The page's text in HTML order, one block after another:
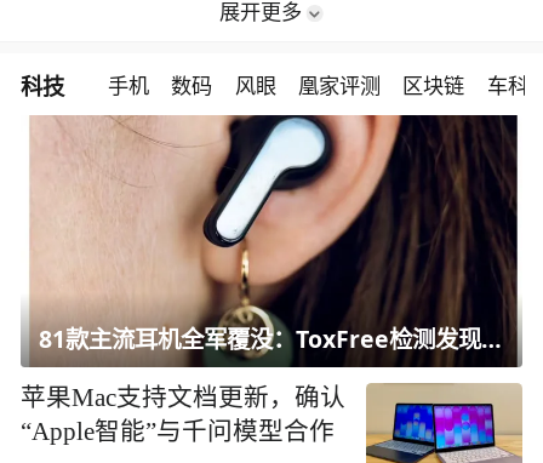
展开更多
科技 手机 数码 风眼 凰家评测 区块链 车科
81款主流耳机全军覆没：ToxFree检测发现均含对人体有害化学物质
苹果Mac支持文档更新，确认
“Apple智能”与千问模型合作